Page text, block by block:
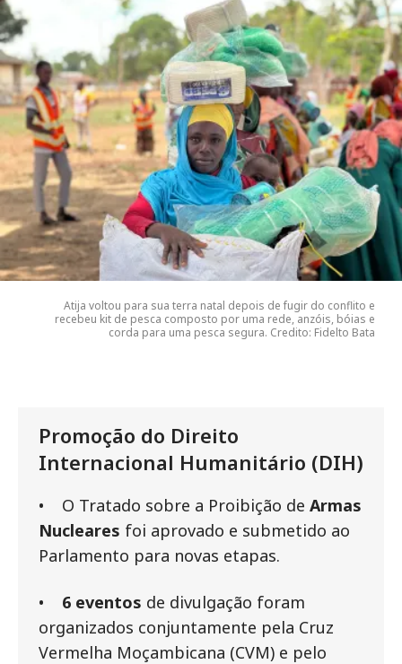
Atija voltou para sua terra natal depois de fugir do conflito e
recebeu kit de pesca composto por uma rede, anzóis, bóias e
corda para uma pesca segura. Credito: Fidelto Bata
Promoção do Direito
Internacional Humanitário (DIH)
• O Tratado sobre a Proibição de Armas
Nucleares foi aprovado e submetido ao
Parlamento para novas etapas.
• 6 eventos de divulgação foram
organizados conjuntamente pela Cruz
Vermelha Moçambicana (CVM) e pelo